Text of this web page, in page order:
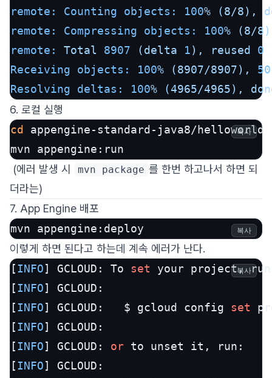
remote: Counting objects:
100% (8/8),
remote: Compressing objects:
100%
(8/
remote:
Total 8907 (delta 1), reused 0
Receiving objects:
100% (8907/8907),
Resolving deltas:
100% (4965/4965),
6. 로컬 실행
cd
appengine-standard-java8/helloworld
mvn appengine:run
복사
(에러 발생 시 mvn package 를 한번 하고나서 하면 되
더라는)
7. App Engine 배포
mvn appengine:deploy
복사
이렇게 하면 된다고 하는데 계속 에러가 난다.
[INFO] GCLOUD: To set your project,
[INFO] GCLOUD:
[INFO] GCLOUD:   $ gcloud config set
[INFO] GCLOUD:
[INFO] GCLOUD: or to unset it, run:
[INFO] GCLOUD:
복사